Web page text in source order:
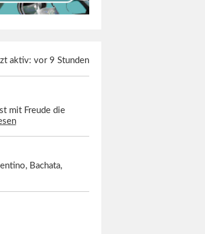
aktiv: vor 9 Stunden
mit Freude die
Bachata,